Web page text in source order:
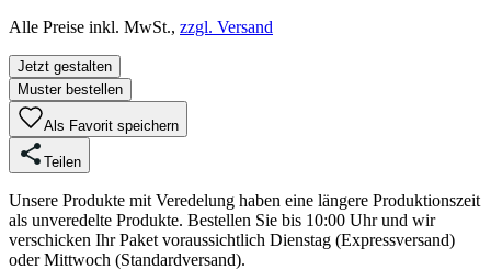
Alle Preise inkl. MwSt., zzgl. Versand
Jetzt gestalten
Muster bestellen
Als Favorit speichern
Teilen
Unsere Produkte mit Veredelung haben eine längere Produktionszeit
als unveredelte Produkte. Bestellen Sie bis 10:00 Uhr und wir
verschicken Ihr Paket voraussichtlich Dienstag (Expressversand)
oder Mittwoch (Standardversand).